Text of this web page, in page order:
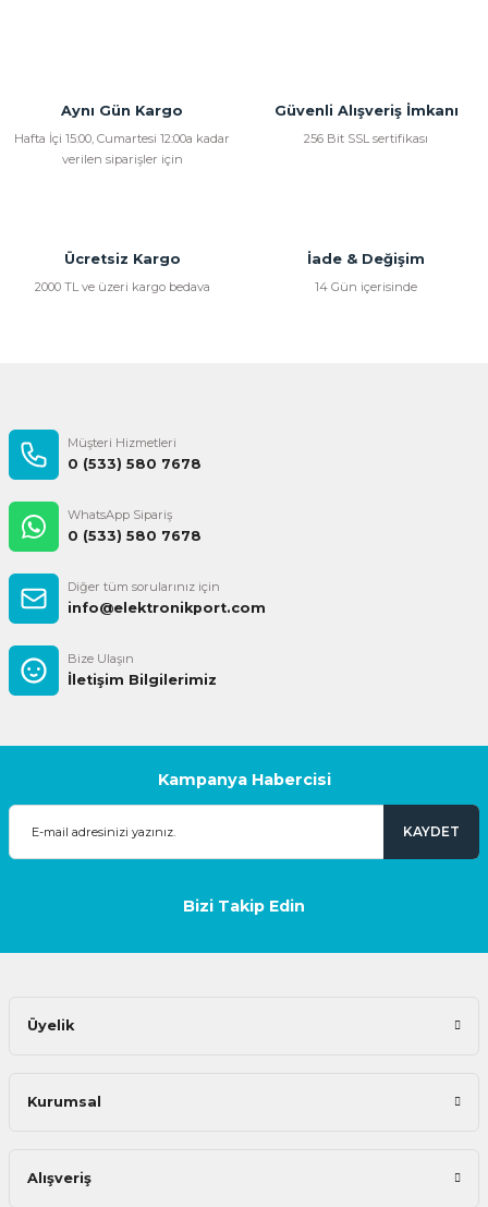
Aynı Gün Kargo
Hafta İçi 15:00, Cumartesi 12:00a kadar
verilen siparişler için
Güvenli Alışveriş İmkanı
256 Bit SSL sertifikası
Ücretsiz Kargo
2000 TL ve üzeri kargo bedava
İade & Değişim
14 Gün içerisinde
Müşteri Hizmetleri
0 (533) 580 7678
WhatsApp Sipariş
0 (533) 580 7678
Diğer tüm sorularınız için
info@elektronikport.com
Bize Ulaşın
İletişim Bilgilerimiz
Kampanya Habercisi
KAYDET
Bizi Takip Edin
Üyelik
Kurumsal
Alışveriş